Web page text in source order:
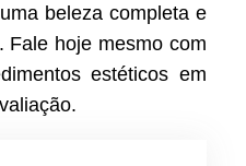
beleza completa e
Fale hoje mesmo com
estéticos em